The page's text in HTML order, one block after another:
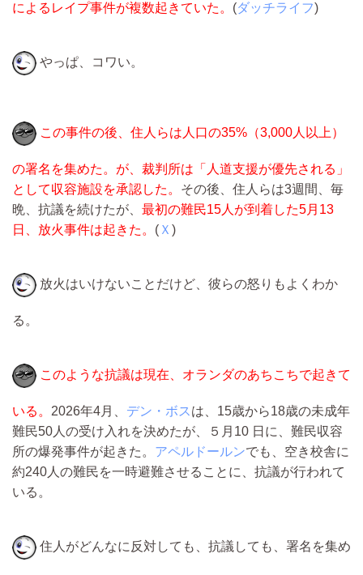
によるレイプ事件が複数起きていた。 (ダッチライフ)
やっぱ、コワい。
この事件の後、住人らは人口の35%（3,000人以上）
の署名を集めた。が、裁判所は「人道支援が優先される」
として収容施設を承認した。 その後、住人らは3週間、毎
晩、抗議を続けたが、 最初の難民15人が到着した5月13
日、放火事件は起きた。 ( Ｘ )
放火はいけないことだけど、彼らの怒りもよくわか
る。
このような抗議は現在、オランダのあちこちで起きて
いる。 2026年4月、 デン・ボス は、15歳から18歳の未成年
難民50人の受け入れを決めたが、５月10 日に、難民収容
所の爆発事件が起きた。 アペルドールンでも、空き校舎に
約240人の難民を一時避難させることに、抗議が行われて
いる。
住人がどんなに反対しても、抗議しても、署名を集め